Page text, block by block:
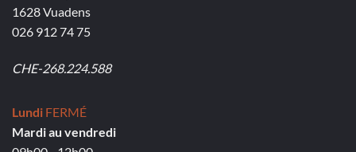
1628 Vuadens
026 912 74 75
CHE-268.224.588
Lundi FERMÉ
Mardi au vendredi